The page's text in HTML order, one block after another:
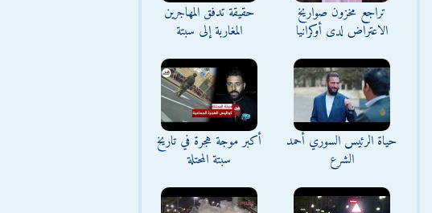
تراجع مخزون صواريخ
الاعتراض لدى أوكرانيا
حقيقة تدفق المهاجرين
المغاربة إلى سبتة
حياة الرئيس السوري أحمد
الشرع
أكبر موجة هجرة في تاريخ
سبتة المحتلة